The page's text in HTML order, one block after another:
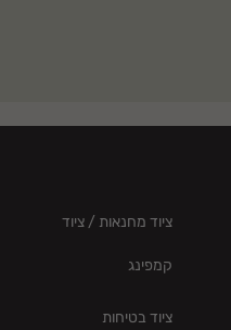
ציוד מחנאות / ציוד
קמפינג
ציוד בטיחות